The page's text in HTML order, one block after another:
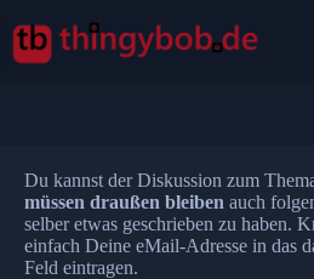
Inhalt
springen
Du kannst der Diskussion zum
müssen draußen bleiben auch
selber etwas geschrieben zu haben.
einfach Deine eMail-Adresse in das
Feld eintragen.